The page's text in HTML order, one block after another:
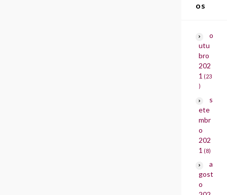
os
o
utu
bro
202
1 (23
)
s
ete
mbr
o
202
1 (8)
a
gost
o